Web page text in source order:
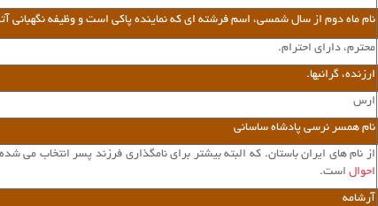
نام ماه دوم از سال شمسی، اسم فرشته ای که نماینده پاکی است و وظیفه
محترم، دارای احترام.
ارزنده، گرانبها.
ارس
نام همسر نرسی پادشاه ساسانی
از نام های ایران باستان. که البته بیشتر برای نامگذاری فرزند پسر انتخاب می
احوال است.
آرشامه